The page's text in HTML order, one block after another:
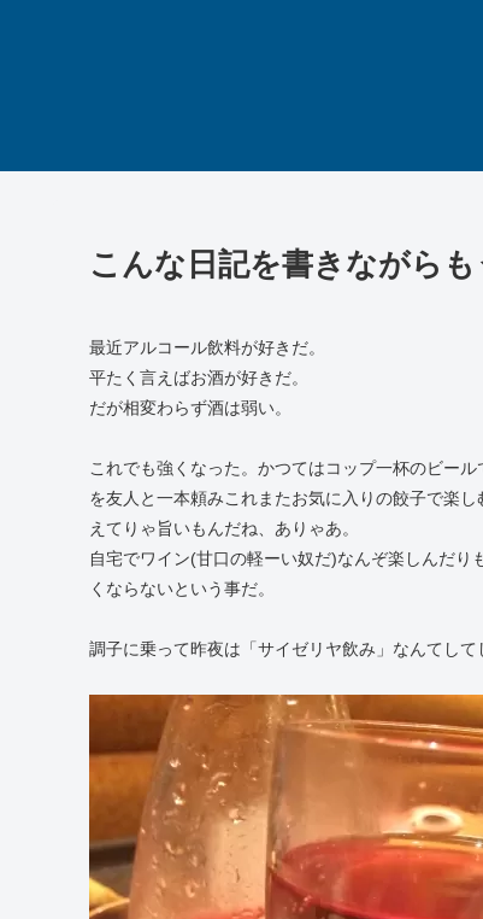
こんな日記を書きながらも
最近アルコール飲料が好きだ。
平たく言えばお酒が好きだ。
だが相変わらず酒は弱い。
これでも強くなった。かつてはコップ一杯のビー
を友人と一本頼みこれまたお気に入りの餃子で楽
えてりゃ旨いもんだね、ありゃあ。
自宅でワイン(甘口の軽ーい奴だ)なんぞ楽しんだ
くならないという事だ。
調子に乗って昨夜は「サイゼリヤ飲み」なんてして